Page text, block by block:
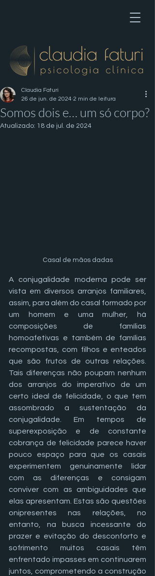
Somos dois e… um só corpo?
Claudia Faturi
26 de jun. de 2024 2 min de leitura
Atualizado: 18 de jul. de 2024
Casal de mãos dadas
A conjugalidade moderna pode ser
vista em diversos arranjos familiares,
assim, para além do casal formado por
um homem e uma mulher, há
composições de famílias
homoafetivas e também de famílias
recompostas, com filhos e enteados
que são frutos de outras relações.
Tais diferenças não poupam nenhum
dos arranjos do imperativo de um
certo ideal de felicidade, o que tem
assombrado a sustentação da
conjugalidade. Em tempos de
superexposição e de constante
cobrança de felicidade parece haver
pouco espaço para que os casais
experimentem genuinamente lidar
com as diferenças e consigam
conviver com as ambiguidades que
elas apresentam. Estas são questões
onipresentes nas relações, no
entanto, na busca incessante do
prazer e evitação do desconforto e
sofrimento muitos casais têm
enfrentado impasses em continuarem
juntos, comprometendo a construção